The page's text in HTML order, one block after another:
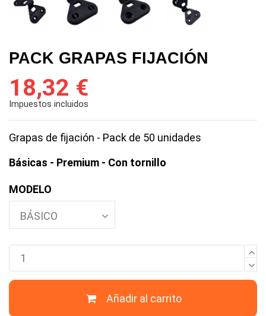
PACK GRAPAS FIJACIÓN
18,32 €
Impuestos incluidos
Grapas de fijación - Pack de 50 unidades
Básicas - Premium - Con tornillo
MODELO
Añadir al carrito